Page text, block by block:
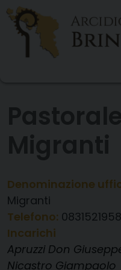
Skip
content
Denominazione
Migranti
Telefono: 0831521958
Incarichi
Apruzzi Don
Nicastro Giampaolo